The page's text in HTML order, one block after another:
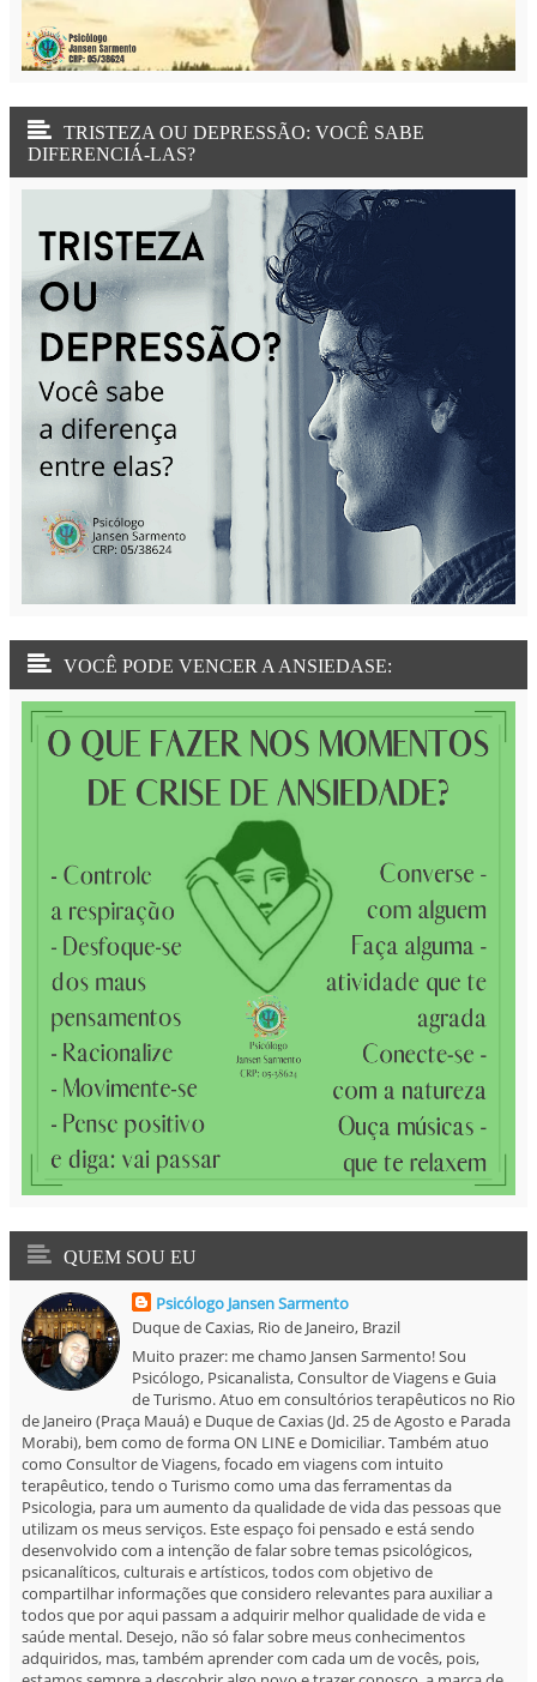
TRISTEZA OU DEPRESSÃO: VOCÊ SABE
DIFERENCIÁ-LAS?
VOCÊ PODE VENCER A ANSIEDASE:
QUEM SOU EU
Psicólogo Jansen Sarmento
Duque de Caxias, Rio de Janeiro, Brazil
Muito prazer: me chamo Jansen Sarmento! Sou
Psicólogo, Psicanalista, Consultor de Viagens e Guia
de Turismo. Atuo em consultórios terapêuticos no Rio
de Janeiro (Praça Mauá) e Duque de Caxias (Jd. 25 de Agosto e Parada
Morabi), bem como de forma ON LINE e Domiciliar. Também atuo
como Consultor de Viagens, focado em viagens com intuito
terapêutico, tendo o Turismo como uma das ferramentas da
Psicologia, para um aumento da qualidade de vida das pessoas que
utilizam os meus serviços. Este espaço foi pensado e está sendo
desenvolvido com a intenção de falar sobre temas psicológicos,
psicanalíticos, culturais e artísticos, todos com objetivo de
compartilhar informações que considero relevantes para auxiliar a
todos que por aqui passam a adquirir melhor qualidade de vida e
saúde mental. Desejo, não só falar sobre meus conhecimentos
adquiridos, mas, também aprender com cada um de vocês, pois,